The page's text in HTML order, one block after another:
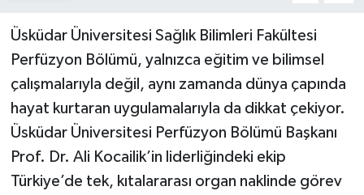
Üsküdar Üniversitesi Sağlık Bilimleri Fakültesi
Perfüzyon Bölümü, yalnızca eğitim ve bilimsel
çalışmalarıyla değil, aynı zamanda dünya çapında
hayat kurtaran uygulamalarıyla da dikkat çekiyor.
Üsküdar Üniversitesi Perfüzyon Bölümü Başkanı
Prof. Dr. Ali Kocailik’in liderliğindeki ekip
Türkiye’de tek, kıtalararası organ naklinde görev